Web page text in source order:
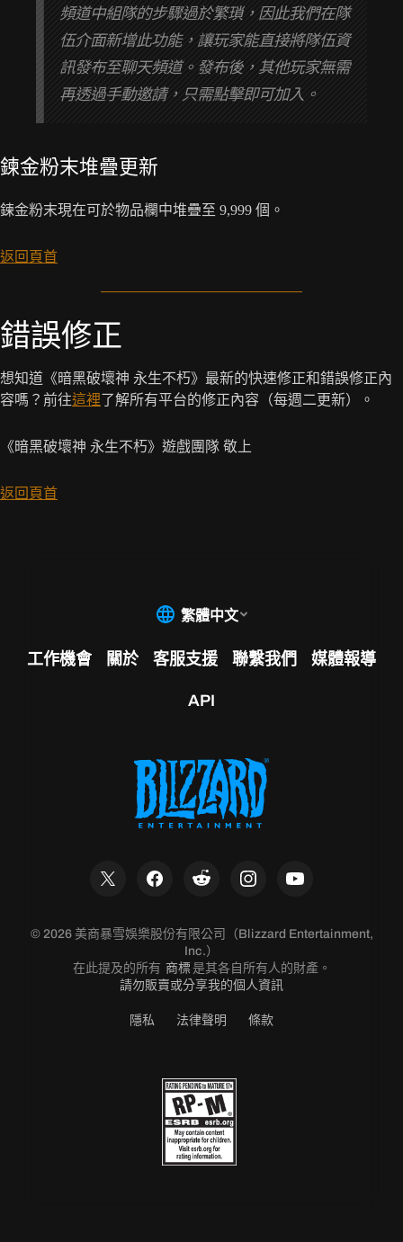
頻道中組隊的步驟過於繁瑣，因此我們在隊
伍介面新增此功能，讓玩家能直接將隊伍資
訊發布至聊天頻道。發布後，其他玩家無需
再透過手動邀請，只需點擊即可加入。
鍊金粉末堆疊更新
鍊金粉末現在可於物品欄中堆疊至 9,999 個。
返回頁首
錯誤修正
想知道《暗黑破壞神 永生不朽》最新的快速修正和錯誤修正內
容嗎？前往這裡了解所有平台的修正內容（每週二更新）。
《暗黑破壞神 永生不朽》遊戲團隊 敬上
返回頁首